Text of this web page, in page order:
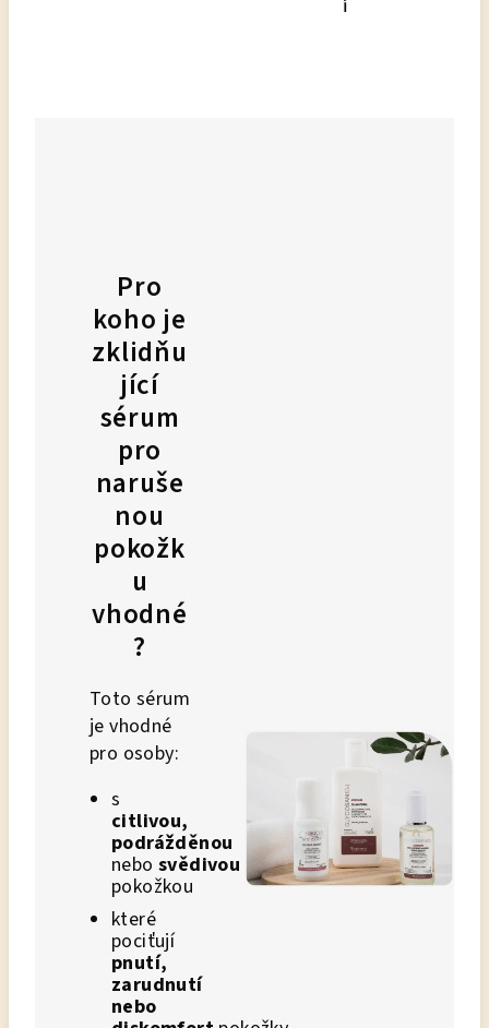
Pro
koho je
zklidňu
jící
sérum
pro
naruše
nou
pokožk
u
vhodné
?
Toto sérum
je vhodné
pro osoby:
s
citlivou,
podrážděnou
nebo svědivou vlasovou
pokožkou
které
pociťují
pnutí,
zarudnutí
nebo